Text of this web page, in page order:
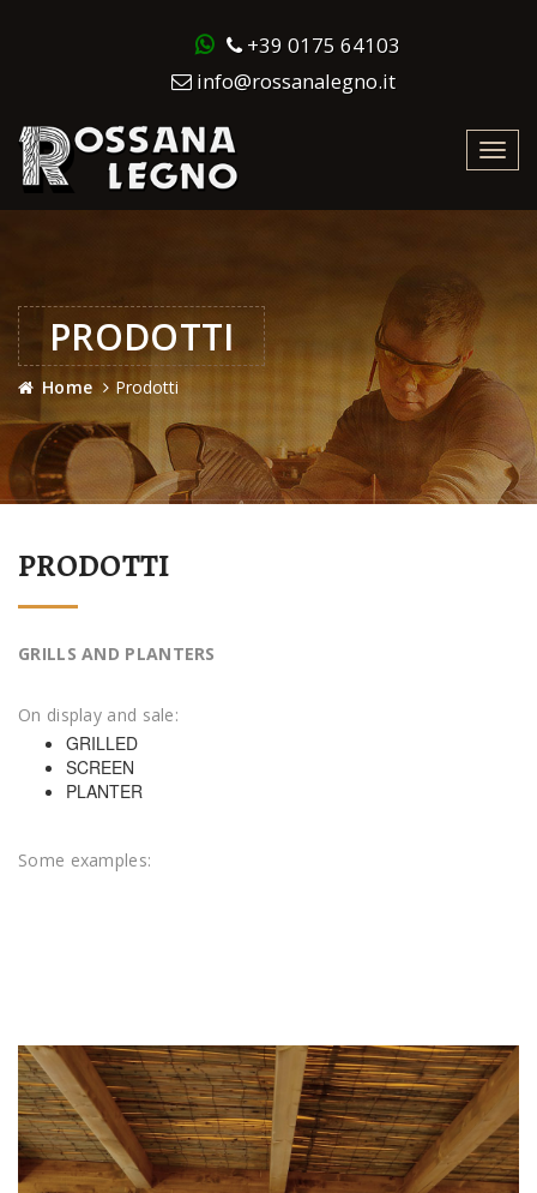
+39 0175 64103
info@rossanalegno.it
PRODOTTI
Home Prodotti
PRODOTTI
GRILLS AND PLANTERS
On display and sale:
GRILLED
SCREEN
PLANTER
Some examples: